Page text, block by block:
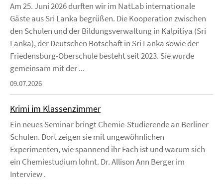
Am 25. Juni 2026 durften wir im NatLab internationale
Gäste aus Sri Lanka begrüßen. Die Kooperation zwischen
den Schulen und der Bildungsverwaltung in Kalpitiya (Sri
Lanka), der Deutschen Botschaft in Sri Lanka sowie der
Friedensburg-Oberschule besteht seit 2023. Sie wurde
gemeinsam mit der ...
09.07.2026
Krimi im Klassenzimmer
Ein neues Seminar bringt Chemie-Studierende an Berliner
Schulen. Dort zeigen sie mit ungewöhnlichen
Experimenten, wie spannend ihr Fach ist und warum sich
ein Chemiestudium lohnt. Dr. Allison Ann Berger im
Interview .